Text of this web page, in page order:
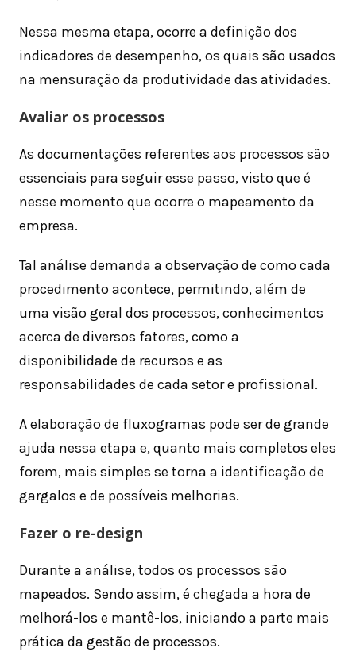
Nessa mesma etapa, ocorre a definição dos
indicadores de desempenho, os quais são usados
na mensuração da produtividade das atividades.
Avaliar os processos
As documentações referentes aos processos são
essenciais para seguir esse passo, visto que é
nesse momento que ocorre o mapeamento da
empresa.
Tal análise demanda a observação de como cada
procedimento acontece, permitindo, além de
uma visão geral dos processos, conhecimentos
acerca de diversos fatores, como a
disponibilidade de recursos e as
responsabilidades de cada setor e profissional.
A elaboração de fluxogramas pode ser de grande
ajuda nessa etapa e, quanto mais completos eles
forem, mais simples se torna a identificação de
gargalos e de possíveis melhorias.
Fazer o re-design
Durante a análise, todos os processos são
mapeados. Sendo assim, é chegada a hora de
melhorá-los e mantê-los, iniciando a parte mais
prática da gestão de processos.